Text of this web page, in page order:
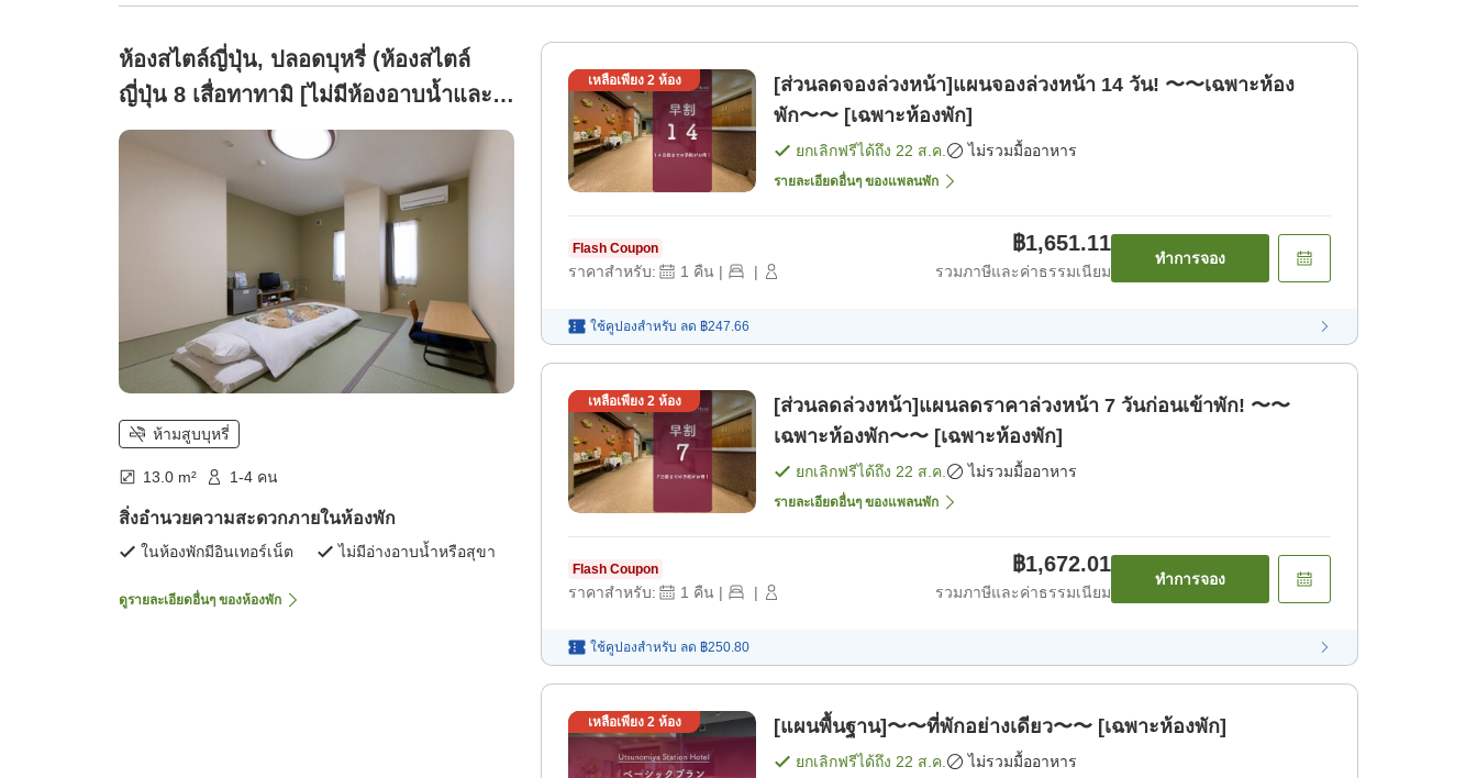
ห้องสไตล์ญี่ปุ่น, ปลอดบุหรี่ (ห้องสไตล์
ญี่ปุ่น 8 เสื่อทาทามิ [ไม่มีห้องอาบน้ำและ
ห้องน้ำ])
ห้ามสูบบุหรี่
13.0 m² 1-4 คน
สิ่งอำนวยความสะดวกภายในห้องพัก
ในห้องพักมีอินเทอร์เน็ต ไม่มีอ่างอาบน้ำหรือสุขา
ดูรายละเอียดอื่นๆ ของห้องพัก
เหลือเพียง 2 ห้อง
[ส่วนลดจองล่วงหน้า]แผนจองล่วงหน้า 14 วัน! 〜〜เฉพาะห้อง
พัก〜〜 [เฉพาะห้องพัก]
ยกเลิกฟรีได้ถึง 22 ส.ค. ไม่รวมมื้ออาหาร
รายละเอียดอื่นๆ ของแพลนพัก
Flash Coupon
ราคาสำหรับ: 1 คืน | |
฿1,651.11
รวมภาษีและค่าธรรมเนียม
ทำการจอง
ใช้คูปองสำหรับ ลด ฿247.66
เหลือเพียง 2 ห้อง
[ส่วนลดล่วงหน้า]แผนลดราคาล่วงหน้า 7 วันก่อนเข้าพัก! 〜〜
เฉพาะห้องพัก〜〜 [เฉพาะห้องพัก]
ยกเลิกฟรีได้ถึง 22 ส.ค. ไม่รวมมื้ออาหาร
รายละเอียดอื่นๆ ของแพลนพัก
Flash Coupon
ราคาสำหรับ: 1 คืน | |
฿1,672.01
รวมภาษีและค่าธรรมเนียม
ทำการจอง
ใช้คูปองสำหรับ ลด ฿250.80
เหลือเพียง 2 ห้อง [แผนพื้นฐาน]〜〜ที่พักอย่างเดียว〜〜 [เฉพาะห้องพัก]
ยกเลิกฟรีได้ถึง 22 ส.ค. ไม่รวมมื้ออาหาร